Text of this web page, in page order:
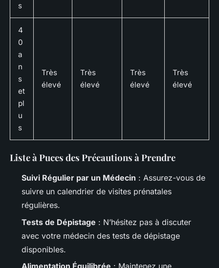
s
4
0
a
n
s
et
pl
u
s
Très
élevé
Très
élevé
Très
élevé
Très
élevé
Liste à Puces des Précautions à Prendre
Suivi Régulier par un Médecin : Assurez-vous de
suivre un calendrier de visites prénatales
régulières.
Tests de Dépistage : N’hésitez pas à discuter
avec votre médecin des tests de dépistage
disponibles.